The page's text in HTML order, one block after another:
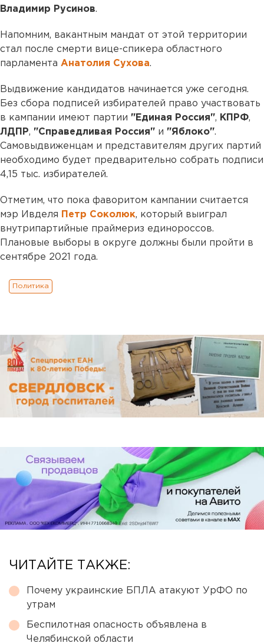
Владимир Русинов.
Напомним, вакантным мандат от этой территории
стал после смерти вице-спикера областного
парламента Анатолия Сухова.
Выдвижение кандидатов начинается уже сегодня.
Без сбора подписей избирателей право участвовать
в кампании имеют партии "Единая Россия", КПРФ,
ЛДПР, "Справедливая Россия" и "Яблоко".
Самовыдвиженцам и представителям других партий
необходимо будет предварительно собрать подписи
4,15 тыс. избирателей.
Отметим, что пока фаворитом кампании считается
мэр Ивделя
Петр Соколюк, который выиграл
внутрипартийные праймериз единороссов.
Плановые выборы в округе должны были пройти в
сентябре 2021 года.
Политика
ЧИТАЙТЕ ТАКЖЕ:
Почему украинские БПЛА атакуют УрФО по
утрам
Беспилотная опасность объявлена в
Челябинской области